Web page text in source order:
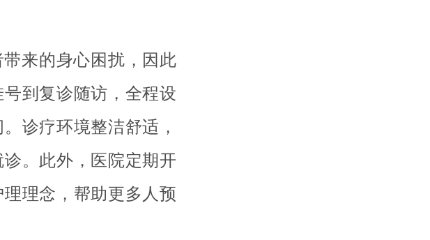
来的身心困扰，因此
到复诊随访，全程设
诊疗环境整洁舒适，
。此外，医院定期开
理念，帮助更多人预